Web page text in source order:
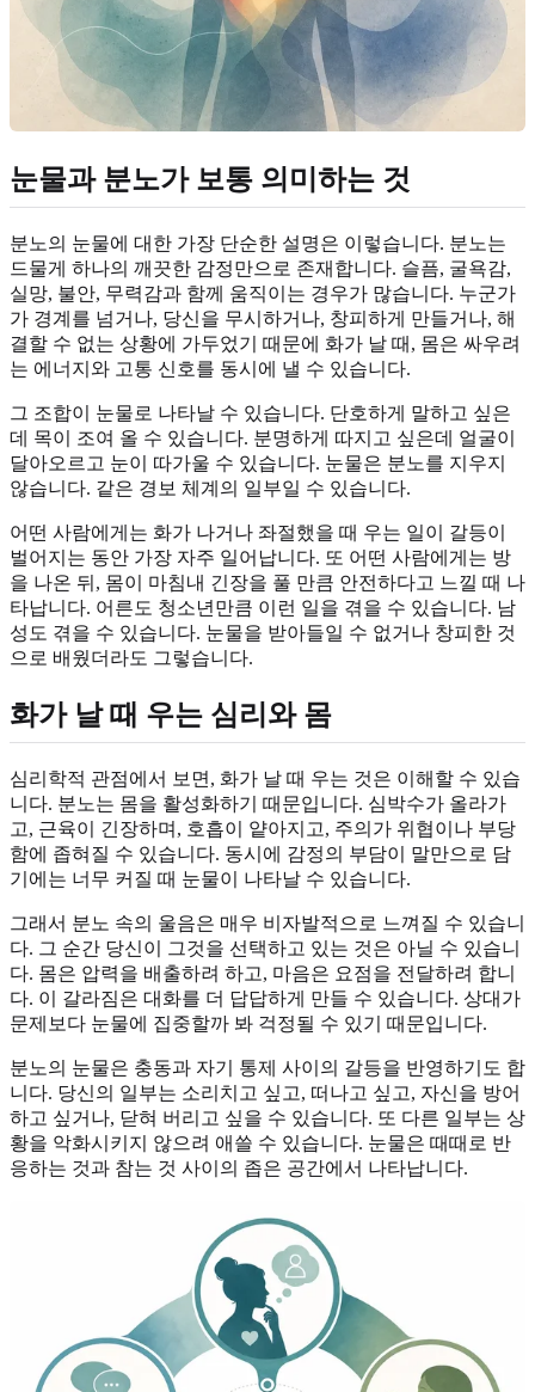
눈물과 분노가 보통 의미하는 것
분노의 눈물에 대한 가장 단순한 설명은 이렇습니다. 분노는
드물게 하나의 깨끗한 감정만으로 존재합니다. 슬픔, 굴욕감,
실망, 불안, 무력감과 함께 움직이는 경우가 많습니다. 누군가
가 경계를 넘거나, 당신을 무시하거나, 창피하게 만들거나, 해
결할 수 없는 상황에 가두었기 때문에 화가 날 때, 몸은 싸우려
는 에너지와 고통 신호를 동시에 낼 수 있습니다.
그 조합이 눈물로 나타날 수 있습니다. 단호하게 말하고 싶은
데 목이 조여 올 수 있습니다. 분명하게 따지고 싶은데 얼굴이
달아오르고 눈이 따가울 수 있습니다. 눈물은 분노를 지우지
않습니다. 같은 경보 체계의 일부일 수 있습니다.
어떤 사람에게는 화가 나거나 좌절했을 때 우는 일이 갈등이
벌어지는 동안 가장 자주 일어납니다. 또 어떤 사람에게는 방
을 나온 뒤, 몸이 마침내 긴장을 풀 만큼 안전하다고 느낄 때 나
타납니다. 어른도 청소년만큼 이런 일을 겪을 수 있습니다. 남
성도 겪을 수 있습니다. 눈물을 받아들일 수 없거나 창피한 것
으로 배웠더라도 그렇습니다.
화가 날 때 우는 심리와 몸
심리학적 관점에서 보면, 화가 날 때 우는 것은 이해할 수 있습
니다. 분노는 몸을 활성화하기 때문입니다. 심박수가 올라가
고, 근육이 긴장하며, 호흡이 얕아지고, 주의가 위협이나 부당
함에 좁혀질 수 있습니다. 동시에 감정의 부담이 말만으로 담
기에는 너무 커질 때 눈물이 나타날 수 있습니다.
그래서 분노 속의 울음은 매우 비자발적으로 느껴질 수 있습니
다. 그 순간 당신이 그것을 선택하고 있는 것은 아닐 수 있습니
다. 몸은 압력을 배출하려 하고, 마음은 요점을 전달하려 합니
다. 이 갈라짐은 대화를 더 답답하게 만들 수 있습니다. 상대가
문제보다 눈물에 집중할까 봐 걱정될 수 있기 때문입니다.
분노의 눈물은 충동과 자기 통제 사이의 갈등을 반영하기도 합
니다. 당신의 일부는 소리치고 싶고, 떠나고 싶고, 자신을 방어
하고 싶거나, 닫혀 버리고 싶을 수 있습니다. 또 다른 일부는 상
황을 악화시키지 않으려 애쓸 수 있습니다. 눈물은 때때로 반
응하는 것과 참는 것 사이의 좁은 공간에서 나타납니다.